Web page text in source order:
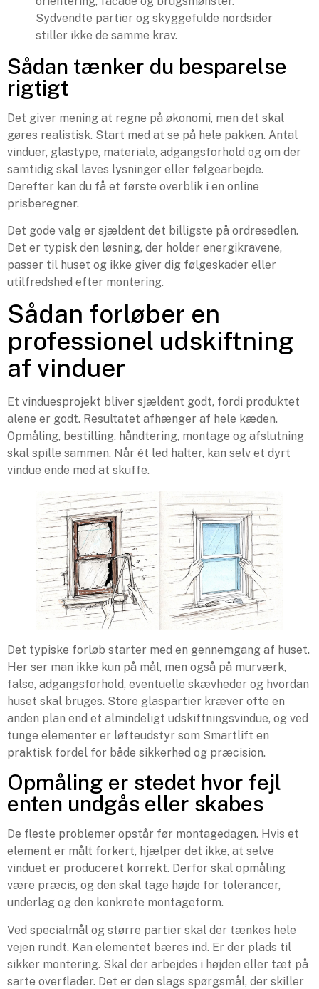
Sydvendte partier og skyggefulde nordsider
stiller ikke de samme krav.
Sådan tænker du besparelse
rigtigt
Det giver mening at regne på økonomi, men det skal
gøres realistisk. Start med at se på hele pakken. Antal
vinduer, glastype, materiale, adgangsforhold og om der
samtidig skal laves lysninger eller følgearbejde.
Derefter kan du få et første overblik i en online
prisberegner.
Det gode valg er sjældent det billigste på ordresedlen.
Det er typisk den løsning, der holder energikravene,
passer til huset og ikke giver dig følgeskader eller
utilfredshed efter montering.
Sådan forløber en
professionel udskiftning
af vinduer
Et vinduesprojekt bliver sjældent godt, fordi produktet
alene er godt. Resultatet afhænger af hele kæden.
Opmåling, bestilling, håndtering, montage og afslutning
skal spille sammen. Når ét led halter, kan selv et dyrt
vindue ende med at skuffe.
Det typiske forløb starter med en gennemgang af huset.
Her ser man ikke kun på mål, men også på murværk,
false, adgangsforhold, eventuelle skævheder og hvordan
huset skal bruges. Store glaspartier kræver ofte en
anden plan end et almindeligt udskiftningsvindue, og ved
tunge elementer er løfteudstyr som Smartlift en
praktisk fordel for både sikkerhed og præcision.
Opmåling er stedet hvor fejl
enten undgås eller skabes
De fleste problemer opstår før montagedagen. Hvis et
element er målt forkert, hjælper det ikke, at selve
vinduet er produceret korrekt. Derfor skal opmåling
være præcis, og den skal tage højde for tolerancer,
underlag og den konkrete montageform.
Ved specialmål og større partier skal der tænkes hele
vejen rundt. Kan elementet bæres ind. Er der plads til
sikker montering. Skal der arbejdes i højden eller tæt på
sarte overflader. Det er den slags spørgsmål, der skiller